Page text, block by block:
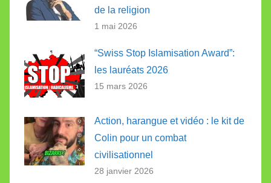
de la religion
1 mai 2026
“Swiss Stop Islamisation Award”:
les lauréats 2026
15 mars 2026
Action, harangue et vidéo : le kit de
Colin pour un combat
civilisationnel
28 janvier 2026